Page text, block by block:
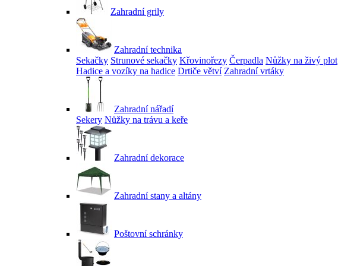
Zahradní grily
Zahradní technika
Sekačky Strunové sekačky Křovinořezy Čerpadla Nůžky na živý plot
Hadice a vozíky na hadice Drtiče větví Zahradní vrtáky
Zahradní nářadí
Sekery Nůžky na trávu a keře
Zahradní dekorace
Zahradní stany a altány
Poštovní schránky